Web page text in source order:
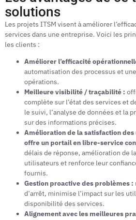
solutions
Les projets ITSM visent à améliorer
services dans une entreprise. Voici les
les clients :
Améliorer l’efficacité
automatisation des processus et
opérations.
Meilleure visibilité / traçabilité :
complète sur l’état des services et
le suivi, l’analyse de données et la
sur des informations précises.
Amélioration de la satisfaction
offre un portail en libre-service
délais de réponse, amélioration de
utilisateurs et renforce leur
fournis.
Gestion proactive des problèmes :
d’arrêt, minimise l’impact sur les
disponibilité des services.
Alignement avec les meilleures